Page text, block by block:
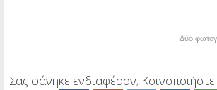
Δύο
Σας φάνηκε ενδιαφέρον;